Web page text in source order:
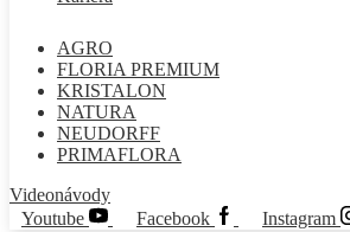
AGRO
FLORIA PREMIUM
KRISTALON
NATURA
NEUDORFF
PRIMAFLORA
Videonávody
Youtube
Facebook Instagram